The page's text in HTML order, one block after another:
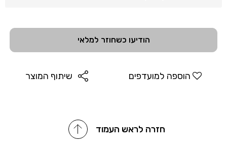
לחץ מזיגה עד 19 בר ליצירת אספרסו איכותי במיוחד
הודיעו כשחוזר למלאי
הוספה למועדפים שיתוף המוצר
חזרה לראש העמוד